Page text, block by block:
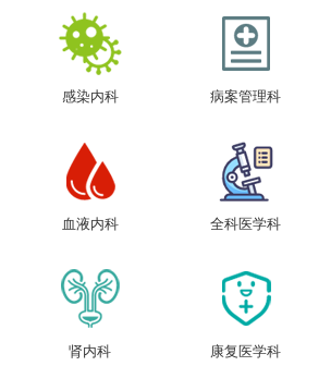
感染内科 病案管理科
血液内科 全科医学科
肾内科 康复医学科